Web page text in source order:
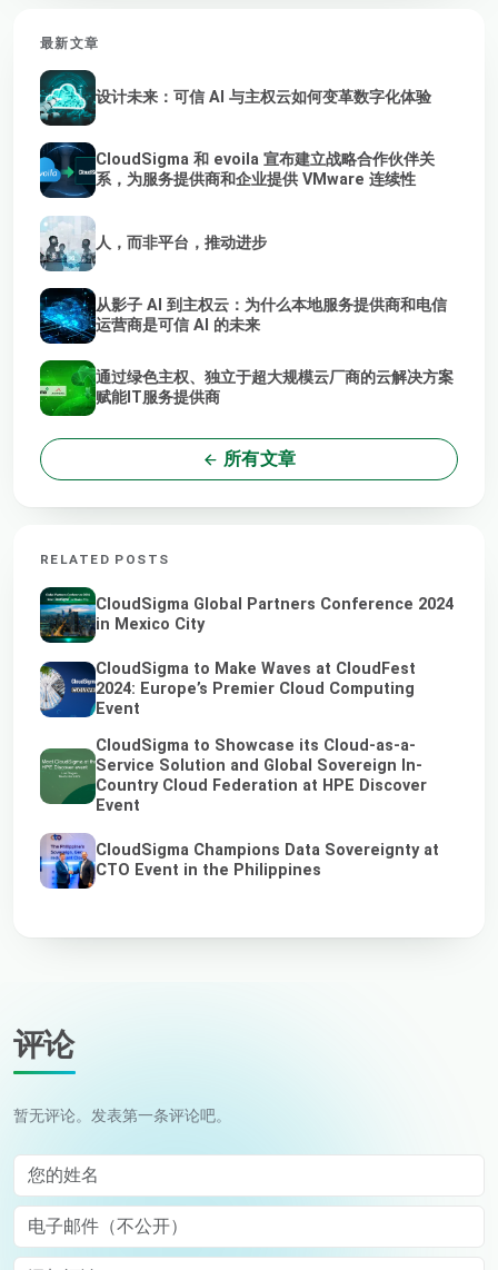
最新文章
设计未来：可信 AI 与主权云如何变革数字化体验
CloudSigma 和 evoila 宣布建立战略合作伙伴关
系，为服务提供商和企业提供 VMware 连续性
人，而非平台，推动进步
从影子 AI 到主权云：为什么本地服务提供商和电信
运营商是可信 AI 的未来
通过绿色主权、独立于超大规模云厂商的云解决方案
赋能IT服务提供商
所有文章
RELATED POSTS
CloudSigma Global Partners Conference 2024
in Mexico City
CloudSigma to Make Waves at CloudFest
2024: Europe’s Premier Cloud Computing
Event
CloudSigma to Showcase its Cloud-as-a-
Service Solution and Global Sovereign In-
Country Cloud Federation at HPE Discover
Event
CloudSigma Champions Data Sovereignty at
CTO Event in the Philippines
评论
暂无评论。发表第一条评论吧。
您的姓名
电子邮件（不公开）
Comment